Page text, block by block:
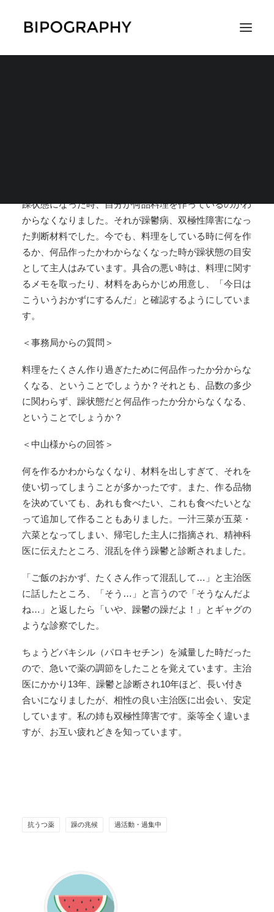
躁状態になった時、自分が何品料理を作っているのかわ
からなくなりました。それが躁鬱病、双極性障害になっ
た判断材料でした。 今でも、料理をしている時に何を作
るか、何品作ったかわからなくなった時が躁状態の目安
として主人はみています。具合の悪い時は、料理に関す
るメモを取ったり、材料をあらかじめ用意し、「今日は
こういうおかずにするんだ」と確認するようにしていま
す。
＜事務局からの質問＞
料理をたくさん作り過ぎたために何品作ったか分からな
くなる、ということでしょうか？それとも、品数の多少
に関わらず、躁状態だと何品作ったか分からなくなる、
ということでしょうか？
＜中山様からの回答＞
何を作るかわからなくなり、材料を出しすぎて、それを
使い切ってしまうことが多かったです。また、作る品物
を決めていても、あれも食べたい、これも食べたいとな
って追加して作ることもありました。一汁三菜が五菜・
六菜となってしまい、帰宅した主人に指摘され、精神科
医に伝えたところ、混乱を伴う躁鬱と診断されました。
「ご飯のおかず、たくさん作って混乱して…」と主治医
に話したところ、「そう…」と言うので「そうなんだよ
ね…」と返したら「いや、躁鬱の躁だよ！」とギャグの
ような診察でした。
ちょうどパキシル（パロキセチン）を減量した時だった
ので、急いで薬の調節をしたことを覚えています。主治
医にかかり13年、躁鬱と診断され10年ほど、長い付き
合いになりましたが、相性の良い主治医に出会い、安定
しています。私の姉も双極性障害です。薬等全く違いま
すが、お互い疲れどきを知っています。
抗うつ薬 躁の兆候 過活動・過集中